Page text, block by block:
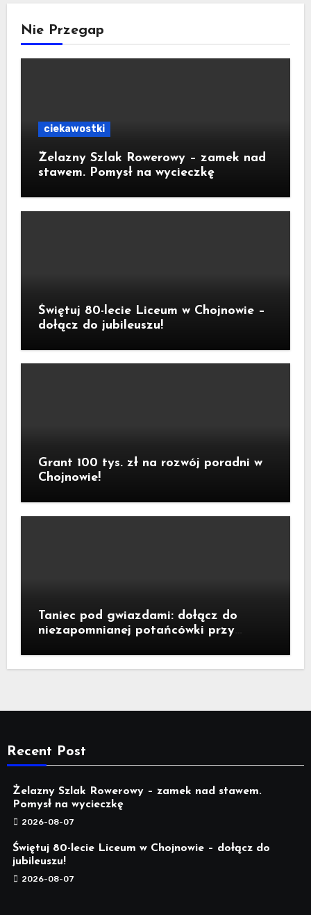
Nie Przegap
ciekawostki
Żelazny Szlak Rowerowy – zamek nad
stawem. Pomysł na wycieczkę
Świętuj 80-lecie Liceum w Chojnowie –
dołącz do jubileuszu!
Grant 100 tys. zł na rozwój poradni w
Chojnowie!
Taniec pod gwiazdami: dołącz do
niezapomnianej potańcówki przy
Recent Post
Żelazny Szlak Rowerowy – zamek nad stawem.
Pomysł na wycieczkę
2026-08-07
Świętuj 80-lecie Liceum w Chojnowie – dołącz do
jubileuszu!
2026-08-07